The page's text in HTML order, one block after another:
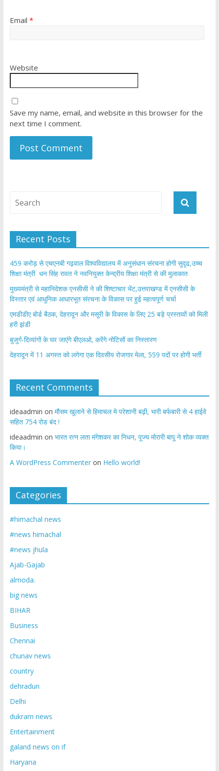
Email *
Website
Save my name, email, and website in this browser for the
next time I comment.
Recent Posts
459 करोड़ से एचएनबी गढ़वाल विश्वविद्यालय में अनुसंधान संरचना होगी सुदृढ,उच्च
शिक्षा मंत्री धन सिंह रावत ने नवनियुक्त केन्द्रीय शिक्षा मंत्री से की मुलाकात
मुख्यमंत्री से महानिदेशक एनसीसी ने की शिष्टाचार भेंट,उत्तराखण्ड में एनसीसी के
विस्तार एवं आधुनिक आधारभूत संरचना के विकास पर हुई महत्वपूर्ण चर्चा
एमडीडीए बोर्ड बैठक, देहरादून और मसूरी के विकास के लिए 25 बड़े प्रस्तावों को मिली
हरी झंडी
बुजुर्ग-दिव्यांगों के घर जाएंगे बीएलओ, करेंगे नोटिसों का निस्तारण
​देहरादून में 11 अगस्त को लगेगा एक दिवसीय रोजगार मेला, 559 पदों पर होगी भर्ती
Recent Comments
ideaadmin on मौसम खुलाने से हिमाचल मे परेशानी बढ़ी, भारी बर्फबारी से 4 हाईवे
सहित 754 रोड बंद !
ideaadmin on भारत रत्न लता मंगेशकर का निधन, पूज्य मोरारी बापू ने शोक व्यक्त
किया।
A WordPress Commenteron Hello world!
Categories
#himachal news
#news himachal
#news jhula
Ajab-Gajab
almoda.
big news
BIHAR
Business
Chennai
chunav news
country
dehradun
Delhi
dukram news
Entertainment
galand news on if
Haryana